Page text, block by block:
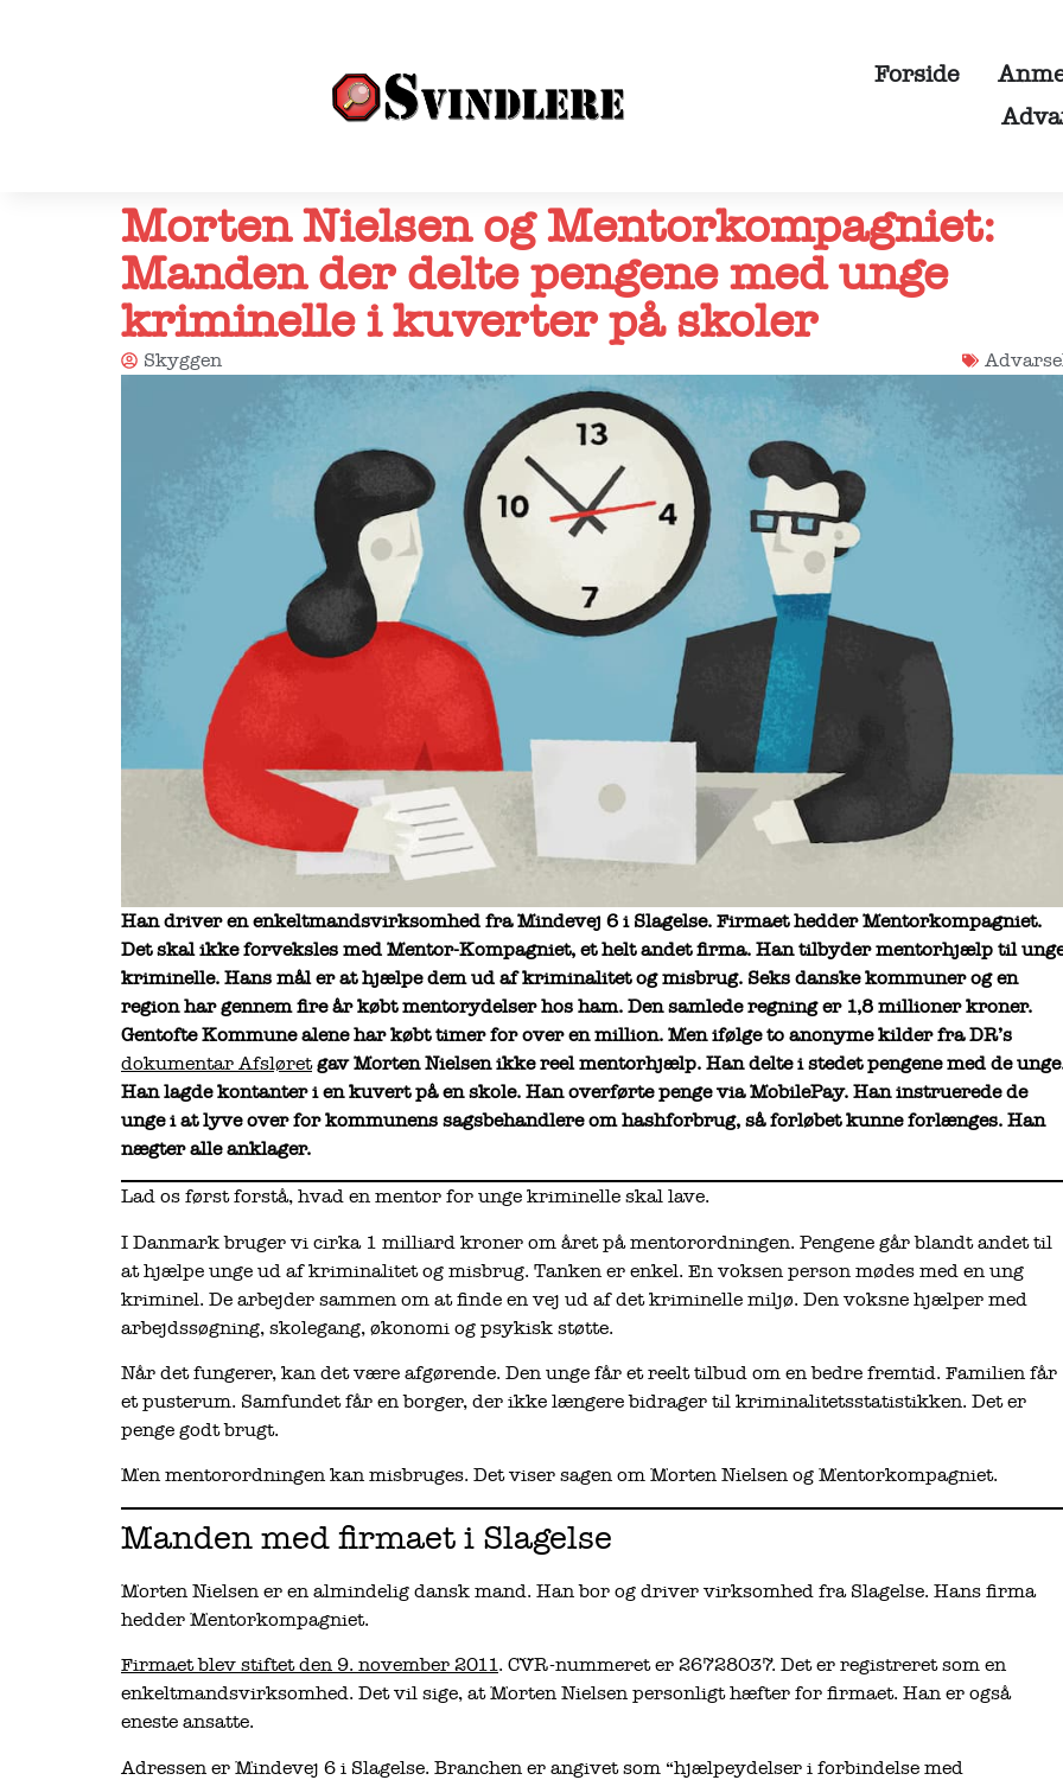
Forside
Morten Nielsen og Mentorkompagniet:
Manden der delte pengene med unge
kriminelle i kuverter på skoler
Skyggen
Han driver en enkeltmandsvirksomhed fra Mindevej 6 i Slagelse. Firmaet hedder Mentorkompagniet.
Det skal ikke forveksles med Mentor-Kompagniet, et helt andet firma. Han tilbyder mentorhjælp til
kriminelle. Hans mål er at hjælpe dem ud af kriminalitet og misbrug. Seks danske kommuner og en
region har gennem fire år købt mentorydelser hos ham. Den samlede regning er 1,8 millioner kroner.
Gentofte Kommune alene har købt timer for over en million. Men ifølge to anonyme kilder fra DR’s
dokumentar Afsløretgav Morten Nielsen ikke reel mentorhjælp. Han delte i stedet pengene med de
Han lagde kontanter i en kuvert på en skole. Han overførte penge via MobilePay. Han instruerede de
unge i at lyve over for kommunens sagsbehandlere om hashforbrug, så forløbet kunne forlænges. Han
nægter alle anklager.
Lad os først forstå, hvad en mentor for unge kriminelle skal lave.
I Danmark bruger vi cirka 1 milliard kroner om året på mentorordningen. Pengene går blandt andet til
at hjælpe unge ud af kriminalitet og misbrug. Tanken er enkel. En voksen person mødes med en ung
kriminel. De arbejder sammen om at finde en vej ud af det kriminelle miljø. Den voksne hjælper med
arbejdssøgning, skolegang, økonomi og psykisk støtte.
Når det fungerer, kan det være afgørende. Den unge får et reelt tilbud om en bedre fremtid. Familien får
et pusterum. Samfundet får en borger, der ikke længere bidrager til kriminalitetsstatistikken. Det er
penge godt brugt.
Men mentorordningen kan misbruges. Det viser sagen om Morten Nielsen og Mentorkompagniet.
Manden med firmaet i Slagelse
Morten Nielsen er en almindelig dansk mand. Han bor og driver virksomhed fra Slagelse. Hans firma
hedder Mentorkompagniet.
Firmaet blev stiftet den 9. november 2011. CVR-nummeret er 26728037. Det er registreret som en
enkeltmandsvirksomhed. Det vil sige, at Morten Nielsen personligt hæfter for firmaet. Han er også
eneste ansatte.
Adressen er Mindevej 6 i Slagelse. Branchen er angivet som “hjælpeydelser i forbindelse med